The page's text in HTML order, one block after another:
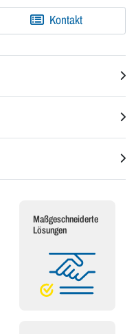
Kontakt
Maßgeschneiderte
Lösungen